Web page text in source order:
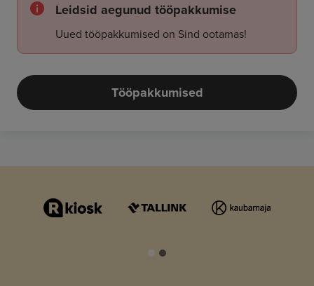
Leidsid aegunud tööpakkumise
Uued tööpakkumised on Sind ootamas!
Tööpakkumised